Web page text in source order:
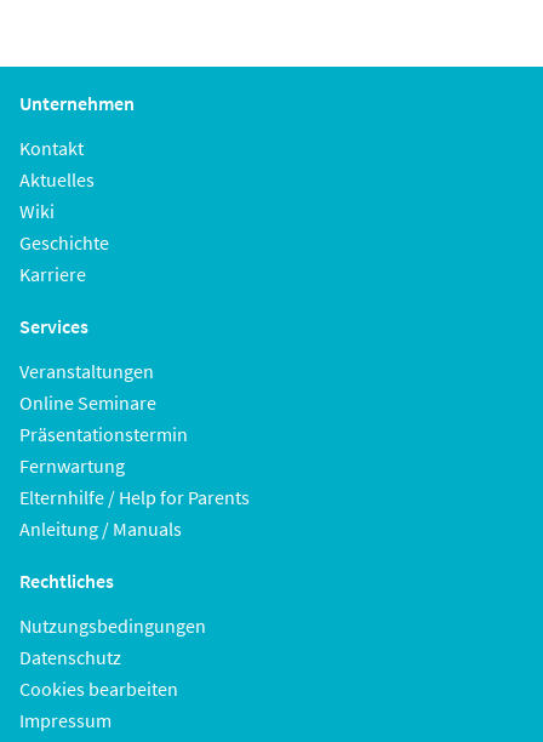
Unternehmen
Kontakt
Aktuelles
Wiki
Geschichte
Karriere
Services
Veranstaltungen
Online Seminare
Präsentationstermin
Fernwartung
Elternhilfe / Help for Parents
Anleitung / Manuals
Rechtliches
Nutzungsbedingungen
Datenschutz
Cookies bearbeiten
Impressum